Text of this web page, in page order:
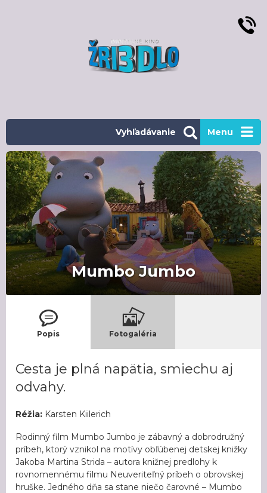
Menu
Vyhľadávanie
Mumbo Jumbo
Popis Fotogaléria
Cesta je plná napätia, smiechu aj
odvahy.
Réžia: Karsten Kiilerich
Rodinný film Mumbo Jumbo je zábavný a dobrodružný
príbeh, ktorý vznikol na motívy obľúbenej detskej knižky
Jakoba Martina Strida – autora knižnej predlohy k
rovnomennému filmu Neuveriteľný príbeh o obrovskej
hruške. Jedného dňa sa stane niečo čarovné – Mumbo